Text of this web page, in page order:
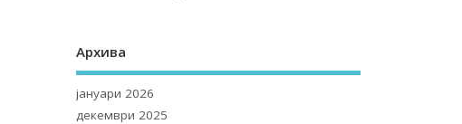
Архива
јануари 2026
декември 2025